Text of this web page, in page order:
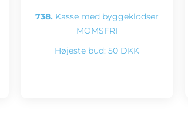
738. Kasse med byggeklodser
MOMSFRI
Højeste bud: 50 DKK